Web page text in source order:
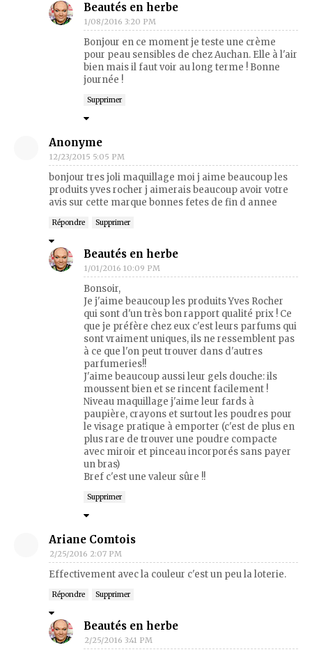
Beautés en herbe
1/08/2016 3:20 PM
Bonjour en ce moment je teste une crème
pour peau sensibles de chez Auchan. Elle à l'air
bien mais il faut voir au long terme ! Bonne
journée !
Supprimer
Anonyme
12/23/2015 5:05 PM
bonjour tres joli maquillage moi j aime beaucoup les
produits yves rocher j aimerais beaucoup avoir votre
avis sur cette marque bonnes fetes de fin d annee
Répondre Supprimer
Beautés en herbe
1/01/2016 10:09 PM
Bonsoir,
Je j'aime beaucoup les produits Yves Rocher
qui sont d'un très bon rapport qualité prix ! Ce
que je préfère chez eux c'est leurs parfums qui
sont vraiment uniques, ils ne ressemblent pas
à ce que l'on peut trouver dans d'autres
parfumeries!!
J'aime beaucoup aussi leur gels douche: ils
moussent bien et se rincent facilement !
Niveau maquillage j'aime leur fards à
paupière, crayons et surtout les poudres pour
le visage pratique à emporter (c'est de plus en
plus rare de trouver une poudre compacte
avec miroir et pinceau incorporés sans payer
un bras)
Bref c'est une valeur sûre !!
Supprimer
Ariane Comtois
2/25/2016 2:07 PM
Effectivement avec la couleur c'est un peu la loterie.
Répondre Supprimer
Beautés en herbe
2/25/2016 3:41 PM